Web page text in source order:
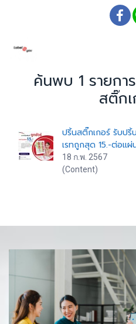
ค้นพบ 1 รายกา
สติ๊ก
ปริ้นสติ๊กเกอร์ รับปริ้
เรทถูกสุด 15.-ต่อแผ่
18 ก.พ. 2567
(Content)